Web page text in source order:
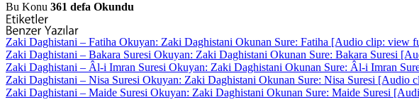
Bu Konu 361 defa Okundu
Zaki Daghistani – Fatiha Okuyan: Zaki Daghistani Okunan Sure: Fatiha [Audio clip: view
Zaki Daghistani – Bakara Suresi Okuyan: Zaki Daghistani Okunan Sure: Bakara Suresi
Zaki Daghistani – Âl-i Imran Suresi Okuyan: Zaki Daghistani Okunan Sure: Âl-i Imran
Zaki Daghistani – Nisa Suresi Okuyan: Zaki Daghistani Okunan Sure: Nisa Suresi [Audio
Zaki Daghistani – Maide Suresi Okuyan: Zaki Daghistani Okunan Sure: Maide Suresi